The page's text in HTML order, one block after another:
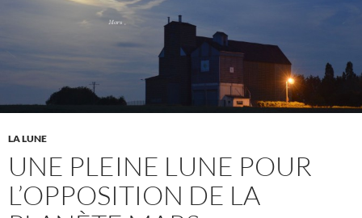
LA LUNE
UNE PLEINE LUNE POUR
L’OPPOSITION DE LA